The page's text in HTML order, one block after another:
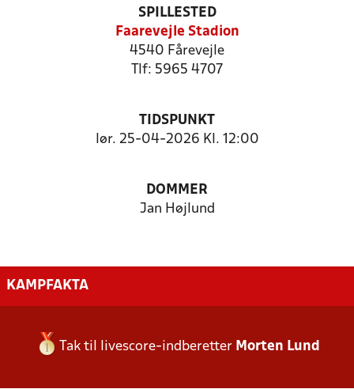
SPILLESTED
Faarevejle Stadion
4540 Fårevejle
Tlf: 5965 4707
TIDSPUNKT
lør. 25-04-2026 Kl. 12:00
DOMMER
Jan Højlund
KAMPFAKTA
Tak til livescore-indberetter Morten Lund